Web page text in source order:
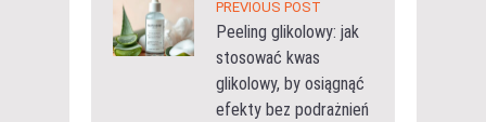
PREVIOUS POST
Peeling glikolowy: jak
stosować kwas
glikolowy, by osiągnąć
efekty bez podrażnień